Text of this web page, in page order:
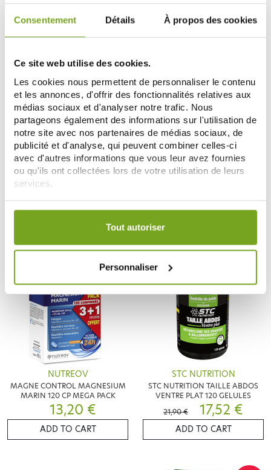
Consentement Détails À propos des cookies
Ce site web utilise des cookies.
Les cookies nous permettent de personnaliser le contenu
et les annonces, d'offrir des fonctionnalités relatives aux
médias sociaux et d'analyser notre trafic. Nous
partageons également des informations sur l'utilisation de
notre site avec nos partenaires de médias sociaux, de
publicité et d'analyse, qui peuvent combiner celles-ci
avec d'autres informations que vous leur avez fournies
ou qu'ils ont collectées lors de votre utilisation de leurs
services.
Votre choix de consentement est conservé pendant une
Tout autoriser
Personnaliser
NEW NORDIC
NEW NORDIC MAGIC
MAGNÉSIUM BISGLYCINATE 60
COMPRIMÉS
NUTREOV
NUTREOV MAGNE CONTROL
NUTREOV
MAGNE CONTROL MAGNESIUM
MARIN 120 CP MEGA PACK
13,20 €
ADD TO CART
STC NUTRITION
STC NUTRITION TAILLE ABDOS
VENTRE PLAT 120 GELULES
21,90 €
17,52 €
ADD TO CART